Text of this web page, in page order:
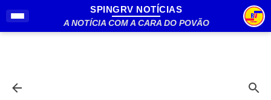
Pular para o conteúdo principal
SPINGRV NOTÍCIAS
A NOTÍCIA COM A CARA DO POVÃO